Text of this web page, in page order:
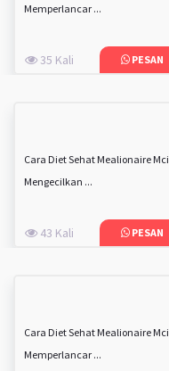
Memperlancar ...
35 Kali PESAN
Cara Diet Sehat Mealionaire Mci
Mengecilkan ...
43 Kali PESAN
Cara Diet Sehat Mealionaire Mci
Memperlancar ...